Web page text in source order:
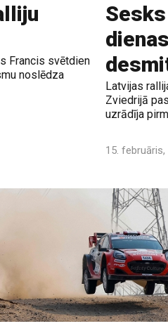
Francis svētdien
noslēdza
Latvijas
Zviedrijā
uzrādīja
15. februāris,